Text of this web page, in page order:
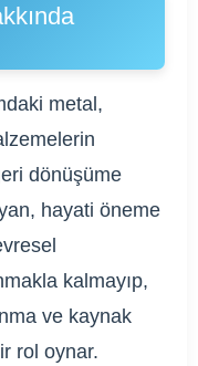
metal,
dönüşüme
hayati öneme
kalmayıp,
ve kaynak
rol oynar.